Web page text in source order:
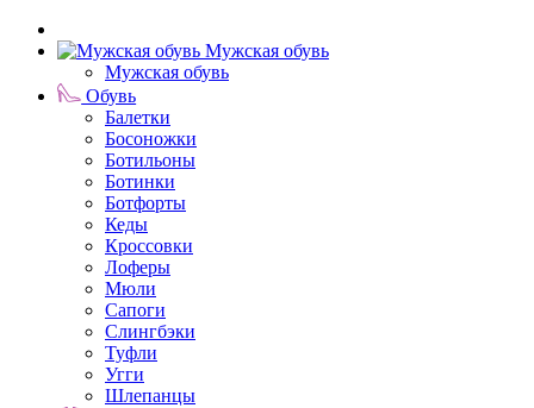
Мужская обувь
Мужская обувь
Обувь
Балетки
Босоножки
Ботильоны
Ботинки
Ботфорты
Кеды
Кроссовки
Лоферы
Мюли
Сапоги
Слингбэки
Туфли
Угги
Шлепанцы